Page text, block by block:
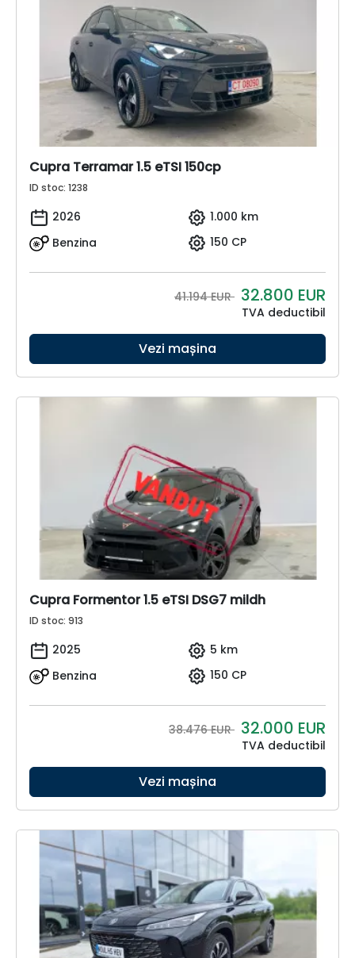
Cupra Terramar 1.5 eTSI 150cp
ID stoc: 1238
2026
1.000 km
Benzina
150 CP
41.194 EUR 32.800 EUR
TVA deductibil
Vezi mașina
Cupra Formentor 1.5 eTSI DSG7 mildh
ID stoc: 913
2025
5 km
Benzina
150 CP
38.476 EUR 32.000 EUR
TVA deductibil
Vezi mașina